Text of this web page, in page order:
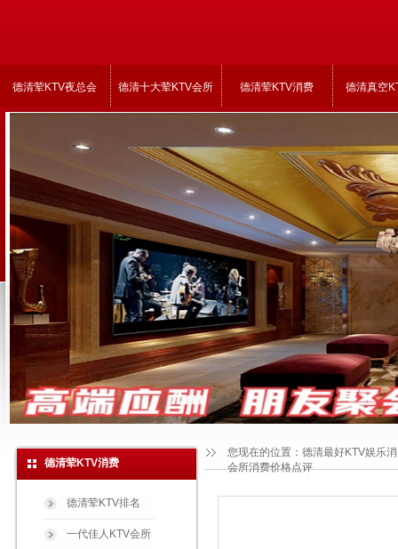
德清荤KTV夜总会 德清十大荤KTV会所 德清荤KTV消费 德清真空
德清荤KTV消费
德清荤KTV排名
一代佳人KTV会所
您现在的位置： 德清最好KTV娱乐
会所消费价格点评